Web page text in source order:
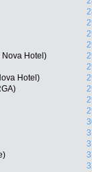
Nova Hotel)
Hotel)